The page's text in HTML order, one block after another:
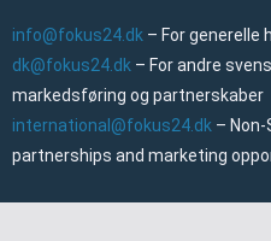
info@fokus24.dk – For generelle
dk@fokus24.dk – For andre
markedsføring og partnerskaber
international@fokus24.dk –
partnerships and marketing